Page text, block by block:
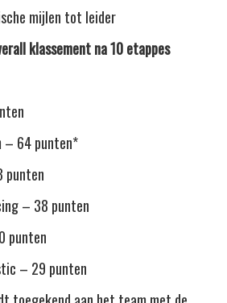
mijlen tot leider
klassement na 10 etappes
– 64 punten*
punten
– 38 punten
punten
– 29 punten